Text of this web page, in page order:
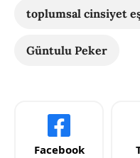
toplumsal cinsiyet
Güntulu Peker
Facebook